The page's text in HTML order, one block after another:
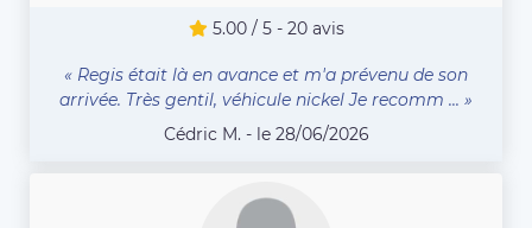
5.00 / 5 - 20 avis
« Regis était là en avance et m'a prévenu de son
arrivée. Très gentil, véhicule nickel Je recomm ... »
Cédric M. - le 28/06/2026